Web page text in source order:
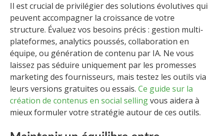
Il est crucial de privilégier des solutions évolutives qui
peuvent accompagner la croissance de votre
structure. Évaluez vos besoins précis : gestion multi-
plateformes, analytics poussés, collaboration en
équipe, ou génération de contenu par IA. Ne vous
laissez pas séduire uniquement par les promesses
marketing des fournisseurs, mais testez les outils via
leurs versions gratuites ou essais. Ce guide sur la
création de contenus en social sellingvous aidera à
mieux formuler votre stratégie autour de ces outils.